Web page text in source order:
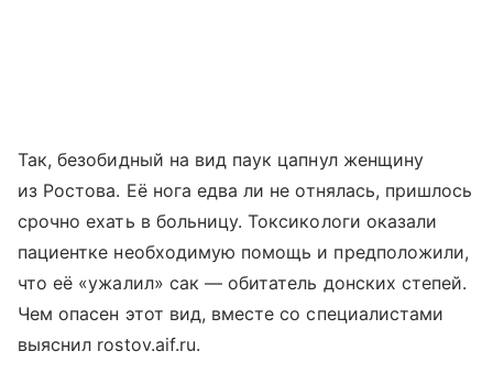
Так, безобидный на вид паук цапнул женщину
из Ростова. Её нога едва ли не отнялась, пришлось
срочно ехать в больницу. Токсикологи оказали
пациентке необходимую помощь и предположили,
что её «ужалил» сак — обитатель донских степей.
Чем опасен этот вид, вместе со специалистами
выяснил rostov.aif.ru.